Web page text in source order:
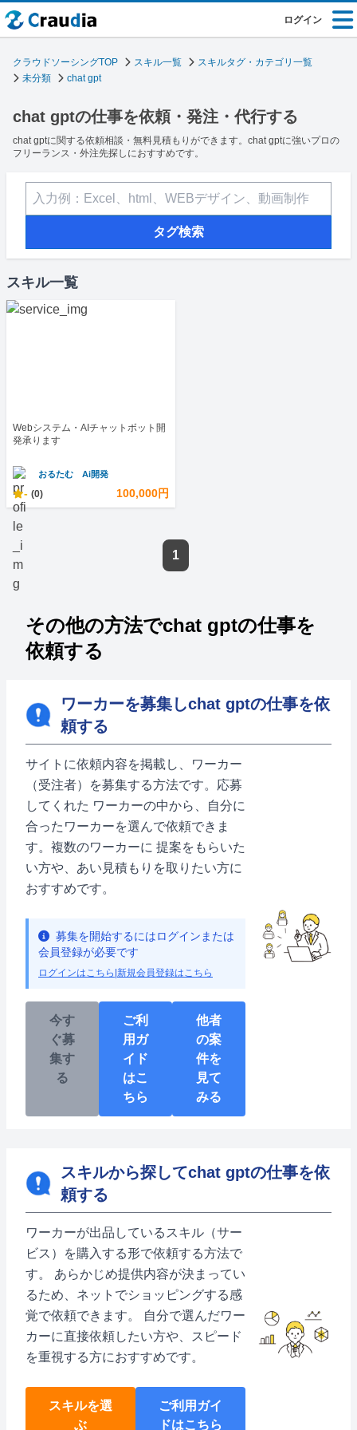
ログイン
クラウドソーシングTOP スキル一覧
スキルタグ・カテゴリ一覧
未分類
chat gpt
chat gptの仕事を依頼・発注・代行する
chat gptに関する依頼相談・無料見積もりができます。chat gptに強いプロの
フリーランス・外注先探しにおすすめです。
タグ検索
スキル一覧
Webシステム・AIチャットボット開
発承ります
おるたむ Ai開発
- (0) 100,000円
1
その他の方法でchat gptの仕事を
依頼する
ワーカーを募集しchat gptの仕事を依
頼する
サイトに依頼内容を掲載し、ワーカー
（受注者）を募集する方法です。応募
してくれた ワーカーの中から、自分に
合ったワーカーを選んで依頼できま
す。複数のワーカーに 提案をもらいた
い方や、あい見積もりを取りたい方に
おすすめです。
募集を開始するにはログインまたは
会員登録が必要です
ログインはこちら 新規会員登録はこちら
今す
ぐ募
集す
る
ご利
用ガ
イド
はこ
ちら
他者
の案
件を
見て
みる
スキルから探してchat gptの仕事を依
頼する
ワーカーが出品しているスキル（サー
ビス）を購入する形で依頼する方法で
す。 あらかじめ提供内容が決まってい
るため、ネットでショッピングする感
覚で依頼できます。 自分で選んだワー
カーに直接依頼したい方や、スピード
を重視する方におすすめです。
スキルを選
ぶ
ご利用ガイ
ドはこちら